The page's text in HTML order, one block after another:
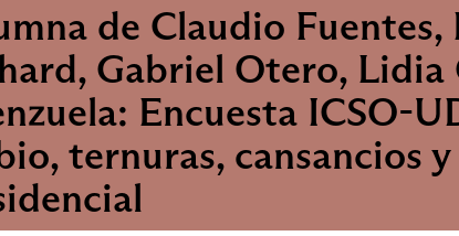
de Claudio Fuentes,
Gabriel Otero, Lidia
Encuesta ICSO-
ternuras, cansancios